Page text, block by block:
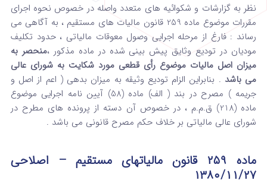
نظر به گزارشات و شکوائیه های متعدد واصله در خصوص نحوه اجرای
مقررات موضوع ماده 259 قانون مالیات های مستقیم ، به آگاهی می
رساند : فارغ از مرحله اجرایی وصول معوقات مالیاتی ، حدود تکلیف
مودیان در تودیع وثایق پیش بینی شده در ماده مذکور ،منحصر به
میزان اصل مالیات موضوع رأی قطعی مورد شکایت به شورای عالی
می باشد . بنابراین الزام تودیع وثیقه به میزان بدهی ( اعم از اصل و
جریمه ) مصرح در بند ( الف) ماده (58) آیین نامه اجرایی موضوع
ماده (218) ق.م.م ، در خصوص آن دسته از پرونده های مطرح در
شورای عالی مالیاتی بر خلاف حکم مصرح قانونی می باشد .
‌ماده ۲۵۹
‌قانون مالیاتهای مستقیم – اصلاحی
۱۳۸۰/۱۱/۲۷